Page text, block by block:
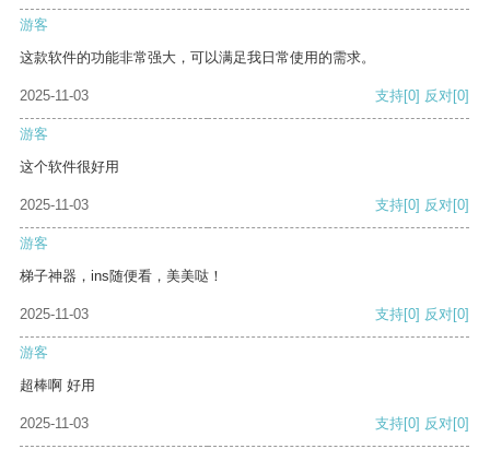
游客
这款软件的功能非常强大，可以满足我日常使用的需求。
2025-11-03 支持[0] 反对[0]
游客
这个软件很好用
2025-11-03 支持[0] 反对[0]
游客
梯子神器，ins随便看，美美哒！
2025-11-03 支持[0] 反对[0]
游客
超棒啊 好用
2025-11-03 支持[0] 反对[0]